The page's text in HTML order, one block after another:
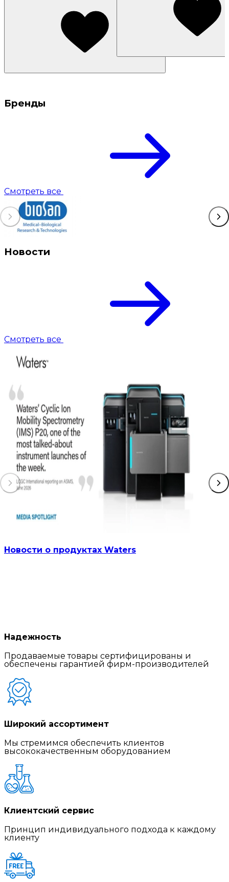
Бренды
Смотреть все
Новости
Смотреть все
Новости о продуктах Waters
Надежность
Продаваемые товары сертифицированы и
обеспечены гарантией фирм-производителей
Широкий ассортимент
Мы стремимся обеспечить клиентов
высококачественным оборудованием
Клиентский сервис
Принцип индивидуального подхода к каждому
клиенту